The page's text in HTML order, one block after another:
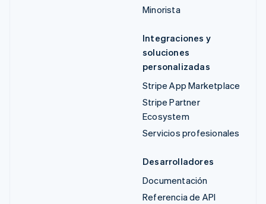
Minorista
Integraciones y
soluciones
personalizadas
Stripe App Marketplace
Stripe Partner
Ecosystem
Servicios profesionales
Desarrolladores
Documentación
Referencia de API